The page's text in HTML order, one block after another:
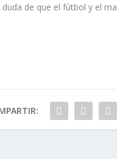
de que el fútbol y el